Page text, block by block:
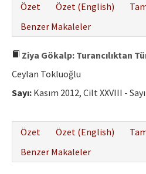
Özet
Özet (English)
Benzer Makaleler
Ziya Gökalp: Turancılıktan
Ceylan Tokluoğlu
Sayı: Kasım 2012, Cilt XXVIII -
Özet
Özet (English)
Benzer Makaleler